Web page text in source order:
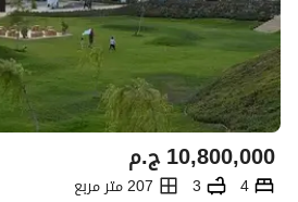
ج.م10,800,000
4
3
207 متر مربع